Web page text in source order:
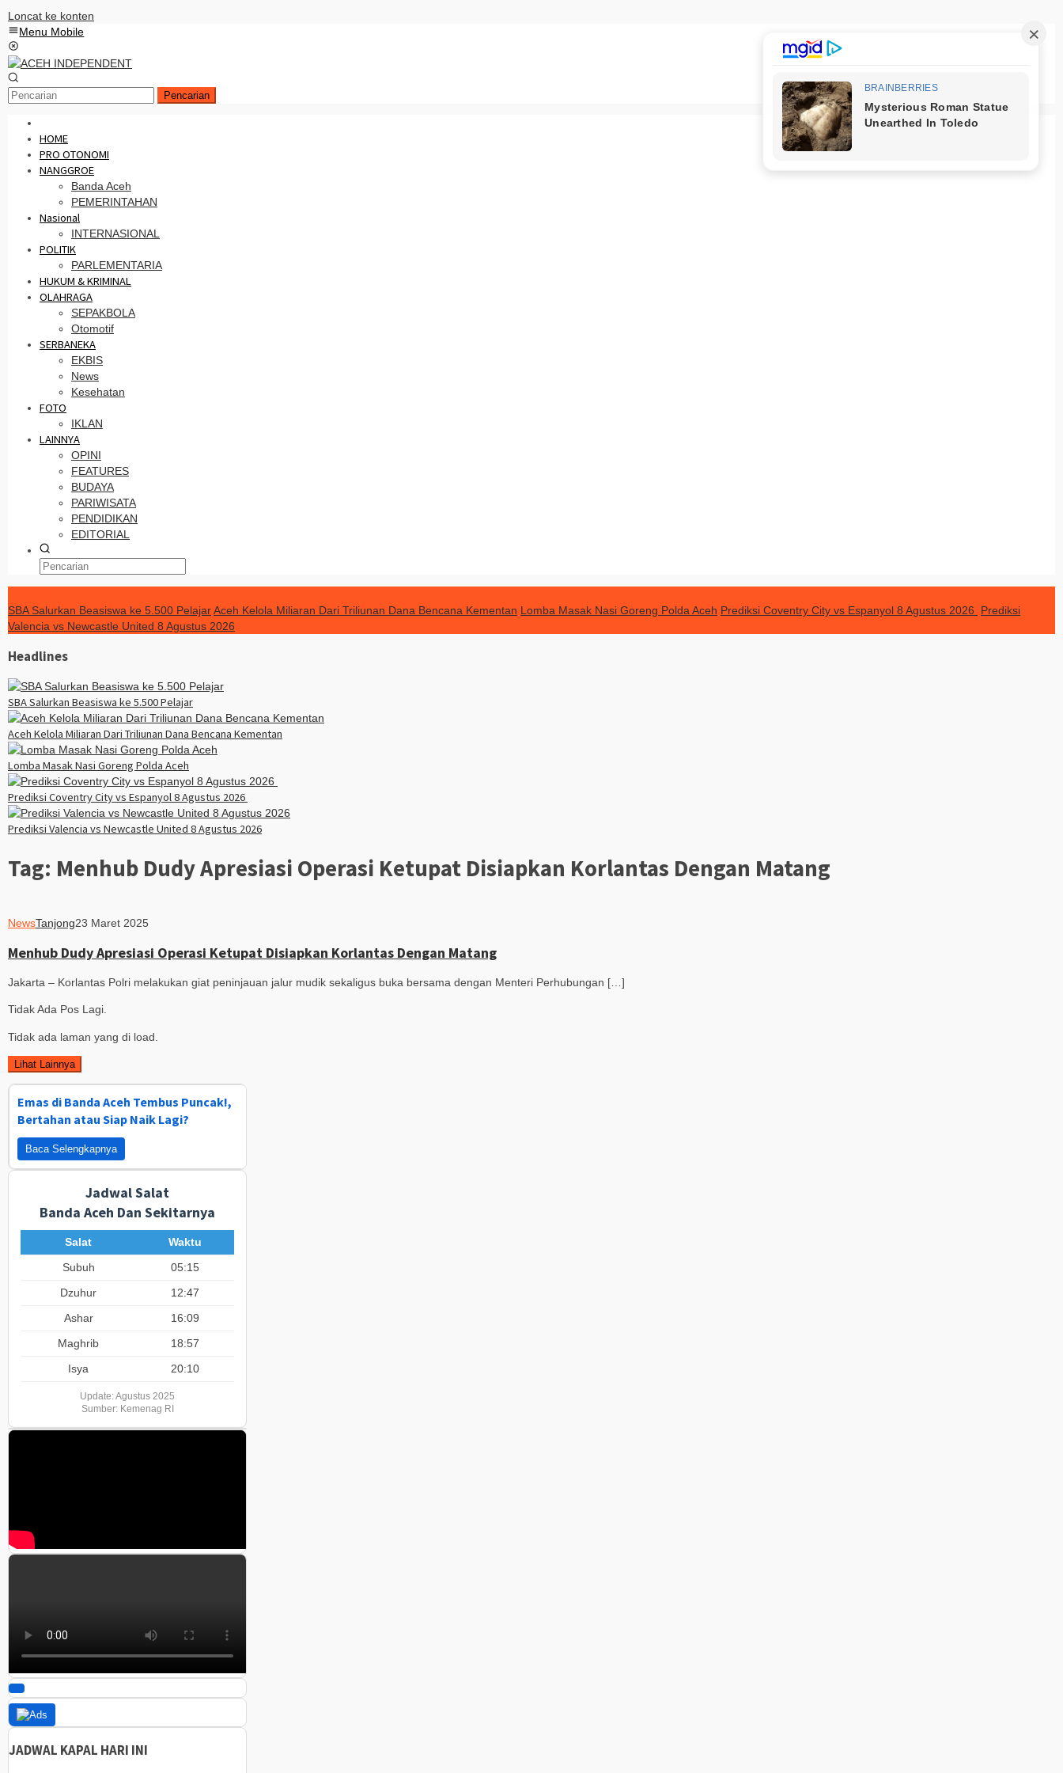
Loncat ke konten
Menu Mobile
Pencarian
HOME
PRO OTONOMI
NANGGROE
Banda Aceh
PEMERINTAHAN
Nasional
INTERNASIONAL
POLITIK
PARLEMENTARIA
HUKUM & KRIMINAL
OLAHRAGA
SEPAKBOLA
Otomotif
SERBANEKA
EKBIS
News
Kesehatan
FOTO
IKLAN
LAINNYA
OPINI
FEATURES
BUDAYA
PARIWISATA
PENDIDIKAN
EDITORIAL
SBA Salurkan Beasiswa ke 5.500 PelajarAceh Kelola Miliaran Dari Triliunan Dana Bencana Kementan Lomba Masak Nasi Goreng Polda Aceh Prediksi Coventry City vs Espanyol 8 Agustus 2026
Prediksi
Valencia vs Newcastle United 8 Agustus 2026
Headlines
SBA Salurkan Beasiswa ke 5.500 Pelajar
Aceh Kelola Miliaran Dari Triliunan Dana Bencana Kementan
Lomba Masak Nasi Goreng Polda Aceh
Prediksi Coventry City vs Espanyol 8 Agustus 2026
Prediksi Valencia vs Newcastle United 8 Agustus 2026
Tag: Menhub Dudy Apresiasi Operasi Ketupat Disiapkan Korlantas Dengan Matang
NewsTanjong23 Maret 2025
Menhub Dudy Apresiasi Operasi Ketupat Disiapkan Korlantas Dengan Matang
Jakarta – Korlantas Polri melakukan giat peninjauan jalur mudik sekaligus buka bersama dengan Menteri Perhubungan […]
Tidak Ada Pos Lagi.
Tidak ada laman yang di load.
Lihat Lainnya
Emas di Banda Aceh Tembus Puncak!,
Bertahan atau Siap Naik Lagi?
Baca Selengkapnya
Jadwal Salat
Banda Aceh Dan Sekitarnya
Salat
Waktu
Subuh
05:15
Dzuhur
12:47
Ashar
16:09
Maghrib
18:57
Isya
20:10
Update: Agustus 2025
Sumber: Kemenag RI
JADWAL KAPAL HARI INI